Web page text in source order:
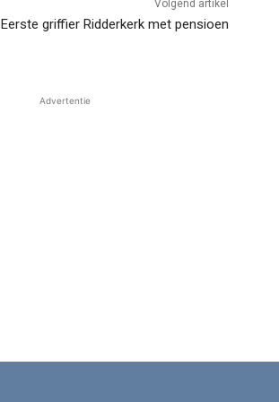
Volgend artikel
Eerste griffier Ridderkerk met pensioen
Advertentie